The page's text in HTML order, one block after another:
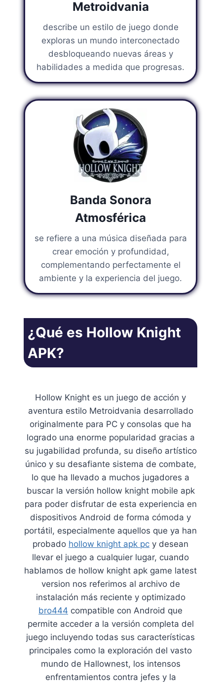
Metroidvania
describe un estilo de juego donde
exploras un mundo interconectado
desbloqueando nuevas áreas y
habilidades a medida que progresas.
Banda Sonora
Atmosférica
se refiere a una música diseñada para
crear emoción y profundidad,
complementando perfectamente el
ambiente y la experiencia del juego.
¿Qué es Hollow Knight
APK?
Hollow Knight es un juego de acción y
aventura estilo Metroidvania desarrollado
originalmente para PC y consolas que ha
logrado una enorme popularidad gracias a
su jugabilidad profunda, su diseño artístico
único y su desafiante sistema de combate,
lo que ha llevado a muchos jugadores a
buscar la versión hollow knight mobile apk
para poder disfrutar de esta experiencia en
dispositivos Android de forma cómoda y
portátil, especialmente aquellos que ya han
probado hollow knight apk pc y desean
llevar el juego a cualquier lugar, cuando
hablamos de hollow knight apk game latest
version nos referimos al archivo de
instalación más reciente y optimizado
bro444 compatible con Android que
permite acceder a la versión completa del
juego incluyendo todas sus características
principales como la exploración del vasto
mundo de Hallownest, los intensos
enfrentamientos contra jefes y la